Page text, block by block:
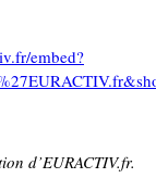
embed?
d’EURACTIV.fr.